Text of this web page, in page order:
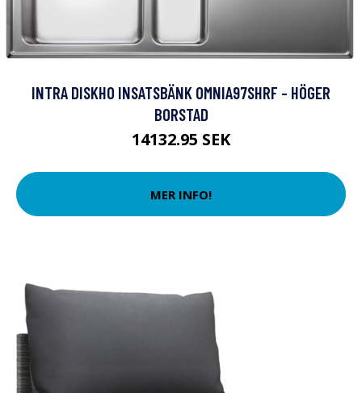
INTRA DISKHO INSATSBÄNK OMNIA97SHRF - HÖGER
BORSTAD
14132.95 SEK
MER INFO!